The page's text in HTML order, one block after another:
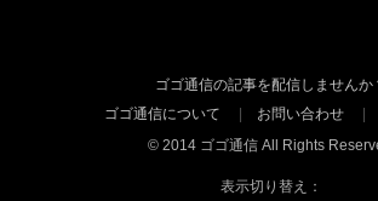
ゴゴ通信の記事を配信しませんか
ゴゴ通信について
お問い合わせ
© 2014 ゴゴ通信 All Rights
表示切り替え：